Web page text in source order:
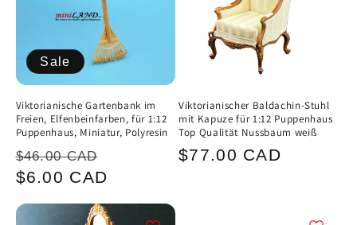
Sale
Viktorianische Gartenbank im
Freien, Elfenbeinfarben, für 1:12
Puppenhaus, Miniatur, Polyresin
Normaler
Preis
$46.00 CAD
Verkaufspreis
$6.00 CAD
Viktorianischer Baldachin-Stuhl
mit Kapuze für 1:12 Puppenhaus
Top Qualität Nussbaum weiß
Normaler
$77.00 CAD